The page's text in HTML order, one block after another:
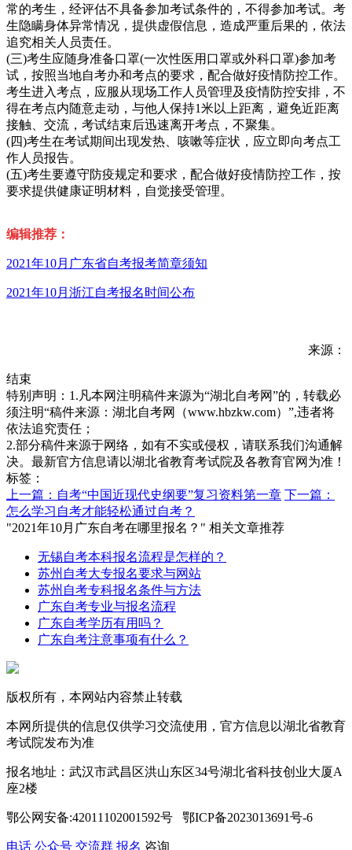
常的考生，经评估不具备参加考试条件的，不得参加考试。考
生隐瞒身体异常情况，提供虚假信息，造成严重后果的，依法
追究相关人员责任。
(三)考生应随身准备口罩(一次性医用口罩或外科口罩)参加考
试，按照当地自考办和考点的要求，配合做好疫情防控工作。
考生进入考点，应服从现场工作人员管理及疫情防控安排，不
得在考点内随意走动，与他人保持1米以上距离，避免近距离
接触、交流，考试结束后迅速离开考点，不聚集。
(四)考生在考试期间出现发热、咳嗽等症状，应立即向考点工
作人员报告。
(五)考生要遵守防疫规定和要求，配合做好疫情防控工作，按
要求提供健康证明材料，自觉接受管理。
编辑推荐：
2021年10月广东省自考报考简章须知
2021年10月浙江自考报名时间公布
来源：
结束
特别声明：1.凡本网注明稿件来源为“湖北自考网”的，转载必
须注明“稿件来源：湖北自考网（www.hbzkw.com）”,违者将
依法追究责任；
2.部分稿件来源于网络，如有不实或侵权，请联系我们沟通解
决。最新官方信息请以湖北省教育考试院及各教育官网为准！
标签：
上一篇：自考“中国近现代史纲要”复习资料第一章 下一篇：
怎么学习自考才能轻松通过自考？
"2021年10月广东自考在哪里报名？" 相关文章推荐
无锡自考本科报名流程是怎样的？
苏州自考大专报名要求与网站
苏州自考专科报名条件与方法
广东自考专业与报名流程
广东自考学历有用吗？
广东自考注意事项有什么？
版权所有，本网站内容禁止转载
本网所提供的信息仅供学习交流使用，官方信息以湖北省教育
考试院发布为准
报名地址：武汉市武昌区洪山东区34号湖北省科技创业大厦A
座2楼
鄂公网安备:42011102001592号 鄂ICP备2023013691号-6
电话 公众号 交流群 报名 咨询